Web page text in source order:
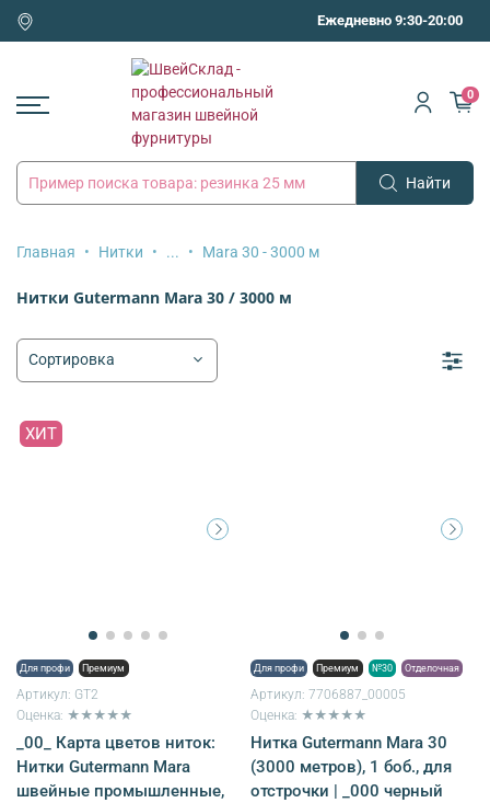
Ежедневно 9:30-20:00
Найти
0
Главная Нитки ... Mara 30 - 3000 м
Нитки Gutermann Mara 30 / 3000 м
ХИТ
Для профи Премиум
Артикул: GT2
Оценка: ★★★★★
_00_ Карта цветов ниток:
Нитки Gutermann Mara
швейные промышленные,
Для профи Премиум №30 Отделочная
Артикул: 7706887_00005
Оценка: ★★★★★
Нитка Gutermann Mara 30
(3000 метров), 1 боб., для
отстрочки | _000 черный